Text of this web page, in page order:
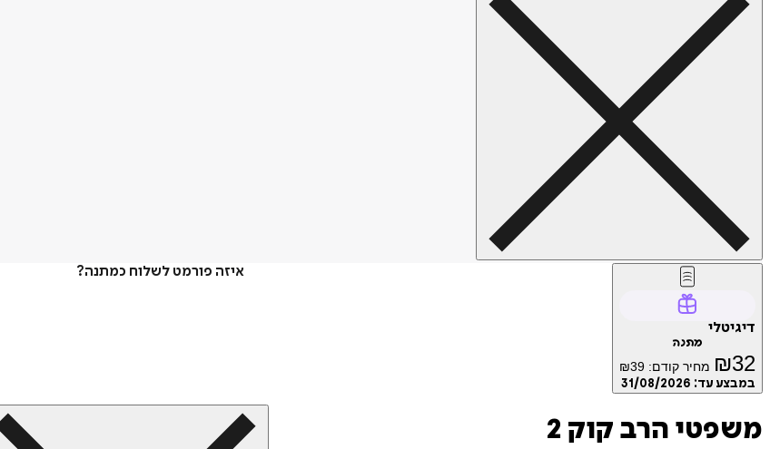
איזה פורמט לשלוח כמתנה?
דיגיטלי
מתנה
₪32 מחיר קודם: ₪39
במבצע עד: 31/08/2026
משפטי הרב קוק 2